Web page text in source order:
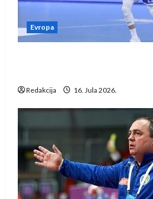
Evropa
Redakcija 16. Jula 2026.